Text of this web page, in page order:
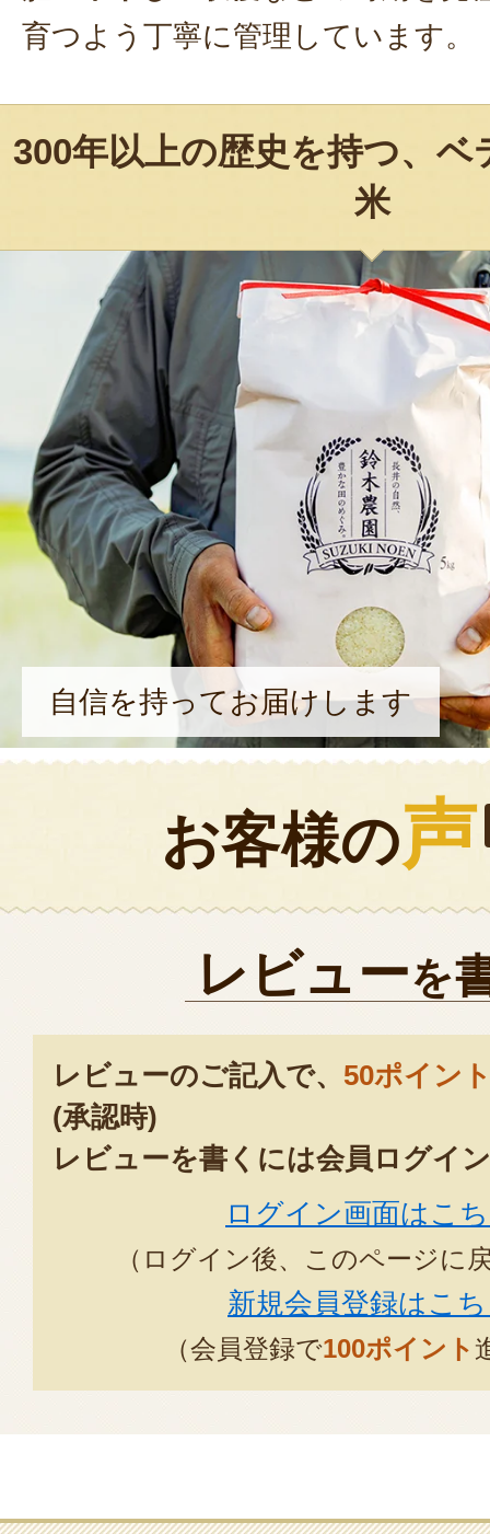
育つよう丁寧に管理しています。
300年以上の歴史を持つ、ベ
米
自信を持ってお届けします
お客様の声
レビューを
レビューのご記入で、 50ポイン
(承認時)
レビューを書くには会員ログイ
ログイン画面はこ
（ログイン後、このページに
新規会員登録はこ
（会員登録で100ポイント